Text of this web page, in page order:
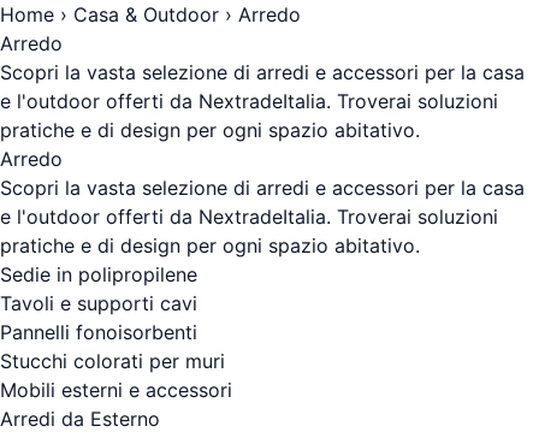
Home › Casa & Outdoor › Arredo
Arredo
Scopri la vasta selezione di arredi e accessori per la casa
e l'outdoor offerti da NextradeItalia. Troverai soluzioni
pratiche e di design per ogni spazio abitativo.
Arredo
Scopri la vasta selezione di arredi e accessori per la casa
e l'outdoor offerti da NextradeItalia. Troverai soluzioni
pratiche e di design per ogni spazio abitativo.
Sedie in polipropilene
Tavoli e supporti cavi
Pannelli fonoisorbenti
Stucchi colorati per muri
Mobili esterni e accessori
Arredi da Esterno